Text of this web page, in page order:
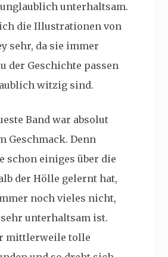
unterhaltsam.
die Illustrationen von
sehr, da sie immer
der Geschichte passen
witzig sind.
Band war absolut
Geschmack. Denn
schon einiges über die
der Hölle gelernt hat,
noch vieles nicht,
unterhaltsam ist.
mittlerweile tolle